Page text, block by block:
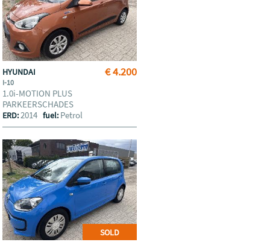
€ 4.200
HYUNDAI
I-10
1.0i-MOTION PLUS
PARKEERSCHADES
ERD:2014fuel: Petrol
SOLD